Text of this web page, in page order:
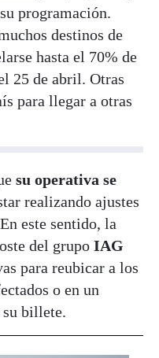
programación.
destinos de
hasta el 70% de
25 de abril. Otras
para llegar a otras
su operativa se
realizando ajustes
este sentido, la
del grupo IAG
para reubicar a los
o en un
su billete.